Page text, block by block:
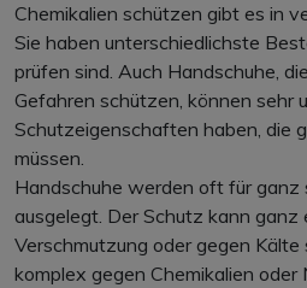
Chemikalien schützen gibt es in
Sie haben unterschiedlichste
prüfen sind. Auch Handschuhe,
Gefahren schützen, können sehr
Schutzeigenschaften haben, die
müssen.
Handschuhe werden oft für
ausgelegt. Der Schutz kann ganz
Verschmutzung oder gegen Kälte
komplex gegen Chemikalien oder